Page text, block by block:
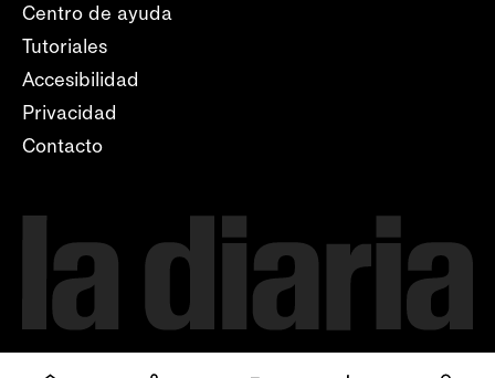
Centro de ayuda
Tutoriales
Accesibilidad
Privacidad
Contacto